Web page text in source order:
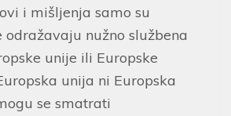
i mišljenja samo su
odražavaju nužno službena
unije ili Europske
unija ni Europska
se smatrati